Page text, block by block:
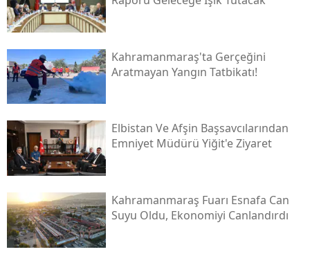
Kahramanmaraş'ta Gerçeğini
Aratmayan Yangın Tatbikatı!
Elbistan Ve Afşin Başsavcılarından
Emniyet Müdürü Yiğit'e Ziyaret
Kahramanmaraş Fuarı Esnafa Can
Suyu Oldu, Ekonomiyi Canlandırdı